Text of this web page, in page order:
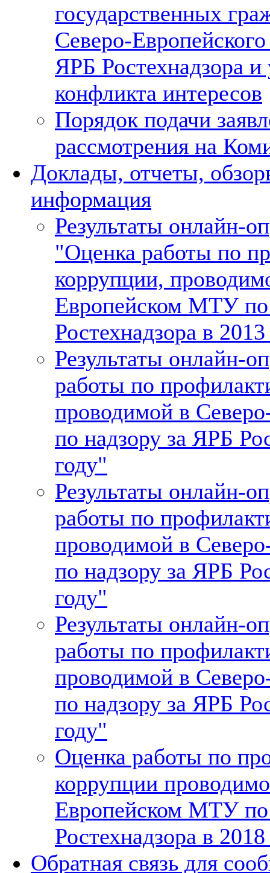
государственных
Северо-
ЯРБ Ростехнадзора
конфликта интересов
Порядок подачи
рассмотрения на
Доклады, отчеты,
информация
Результаты онлайн-
"Оценка работы по
коррупции,
Европейском МТУ по
Ростехнадзора в
Результаты онлайн-
работы по
проводимой в
по надзору за ЯРБ
году"
Результаты онлайн-
работы по
проводимой в
по надзору за ЯРБ
году"
Результаты онлайн-
работы по
проводимой в
по надзору за ЯРБ
году"
Оценка работы по
коррупции
Европейском МТУ по
Ростехнадзора в
Обратная связь для